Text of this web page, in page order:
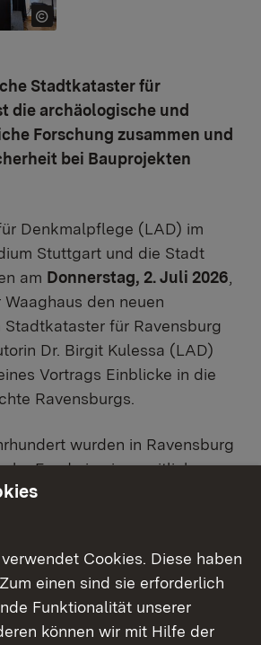
Stadtkataster für
die archäologische und
Forschung zusammen und
bei Bauprojekten
Denkmalpflege (LAD) im
Stuttgart und die Stadt
am Donnerstag, 2. Juli 2026
den neuen
für Ravensburg
Dr. Birgit Kulessa (LAD)
Vortrags Einblicke in die
Ravensburgs.
wurden in Ravensburg
Funde in eisenzeitlichen
Um 1979/80 begann
des LAD.
zu einem Schwerpunkt der
Cookies. Diese haben
einen sind sie erforderlich
Funktionalität unserer
können wir mit Hilfe der